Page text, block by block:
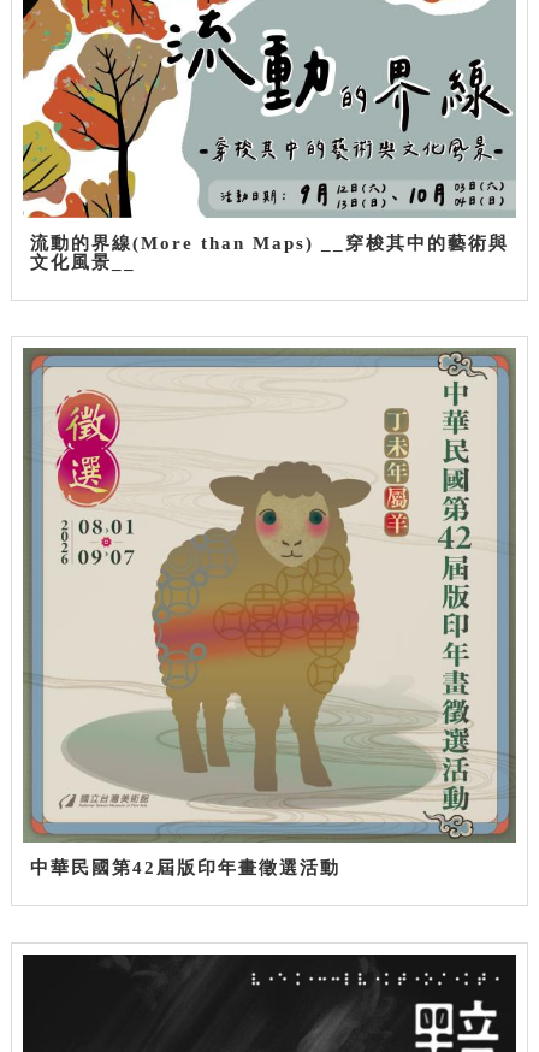
流動的界線(More than Maps) __穿梭其中的藝術與
文化風景__
中華民國第42屆版印年畫徵選活動